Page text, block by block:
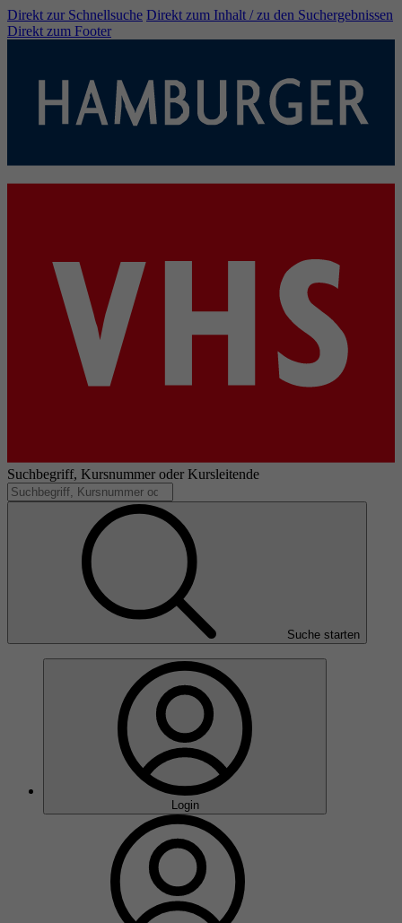
Direkt zur Schnellsuche Direkt zum Inhalt / zu den Suchergebnissen
Direkt zum Footer
Suchbegriff, Kursnummer oder Kursleitende
Suche starten
Login